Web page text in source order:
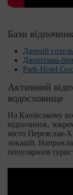
Бази
Дачний готель
Джинтама-
Park-Hotel
Активний
водосховище
На Канівському
відпочинок,
місто Переяслав-
локацій.
популярним